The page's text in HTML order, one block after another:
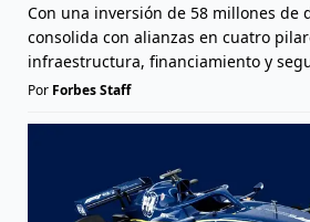
Con una inversión de 58 millones de
consolida con alianzas en cuatro
infraestructura, financiamiento y
Por Forbes Staff